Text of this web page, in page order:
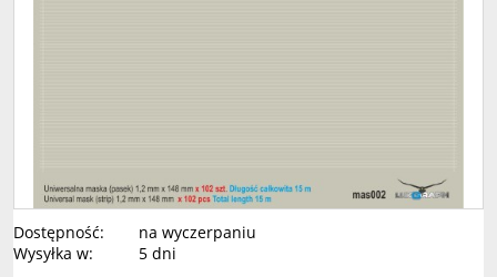
Dostępność:
na wyczerpaniu
Wysyłka w:
5 dni